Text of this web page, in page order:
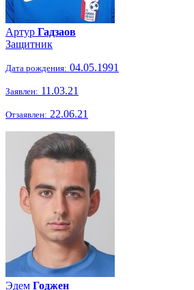
Артур Гадзаов
Защитник
Дата рождения: 04.05.1991
Заявлен: 11.03.21
Отзаявлен: 22.06.21
Эдем Годжен